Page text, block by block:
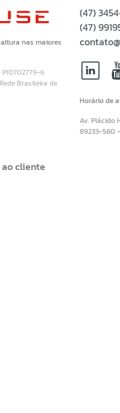
nas maiores
6
Brasileira de
cliente
(47)
(47)
Horário de
Av. Plácido
89233-580